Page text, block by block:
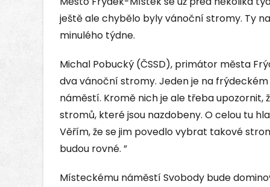
ještě ale chybělo byly vánoční stromy. Ty
minulého týdne.
Michal Pobucký (ČSSD), primátor města
dva vánoční stromy. Jeden je na
náměstí. Kromě nich je ale třeba
stromů, které jsou nazdobeny. O celou tu
Věřím, že se jim povedlo vybrat takové
budou rovné. ”
Místeckému náměstí Svobody bude